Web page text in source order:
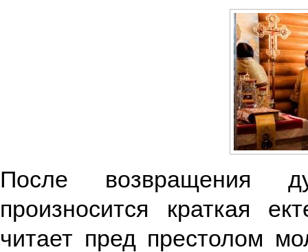
После возвращения
произносится краткая
читает пред престолом